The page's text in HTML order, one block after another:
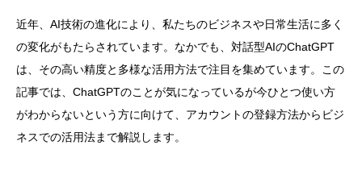
近年、AI技術の進化により、私たちのビジネスや日常生活に多く
の変化がもたらされています。なかでも、対話型AIのChatGPT
は、その高い精度と多様な活用方法で注目を集めています。この
記事では、ChatGPTのことが気になっているが今ひとつ使い方
がわからないという方に向けて、アカウントの登録方法からビジ
ネスでの活用法まで解説します。